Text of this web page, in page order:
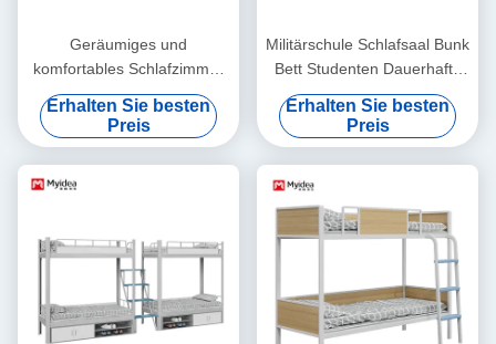
Geräumiges und
komfortables Schlafzimmer
Bunkbett Für Büromöbel
Unterstützung Anpassung
Erhalten Sie besten
Preis
Militärschule Schlafsaal Bunk
Bett Studenten Dauerhafte
Metall Kinder Bunk Bett
Unterstützung Anpassung
Erhalten Sie besten
Preis